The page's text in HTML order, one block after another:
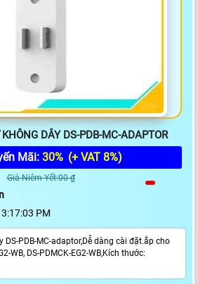
DÂY DS-PDB-MC-ADAPTOR
Mãi: 30% (+ VAT 8%)
Giá Niêm Yết:00 ₫
PM
PDB-MC-adaptor,Dễ dàng cài đặt.ắp cho
WB, DS-PDMCK-EG2-WB,Kích thước: